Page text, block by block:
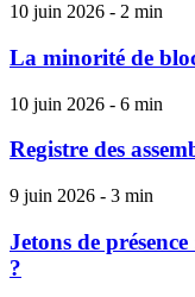
10 juin 2026 - 2 min
La minorité de
10 juin 2026 - 6 min
Registre des
9 juin 2026 - 3 min
Jetons de
?